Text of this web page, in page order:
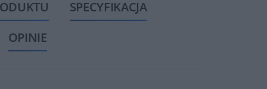
SPECYFIKACJA
OPINIE